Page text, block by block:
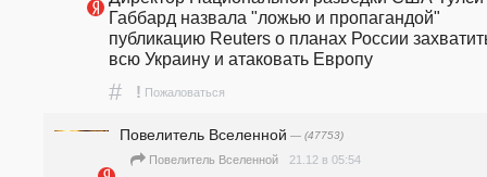
Габбард назвала "ложью и пропагандой"
публикацию Reuters о планах России
всю Украину и атаковать Европу
# ! Пожаловаться
Повелитель Вселенной — (47753)
Повелитель Вселенной 21.12 в 05:54